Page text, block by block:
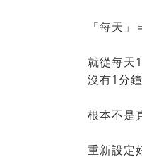
「每天」
就從每天
沒有1分
根本不是
重新設定